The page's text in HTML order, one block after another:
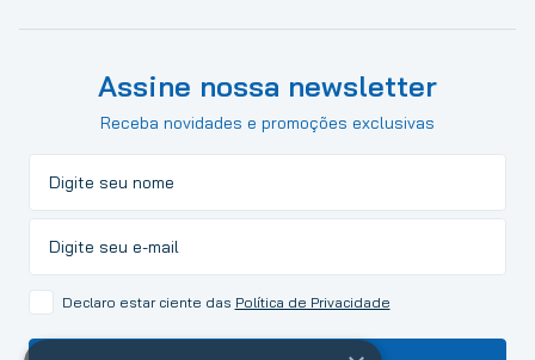
Assine nossa newsletter
Receba novidades e promoções exclusivas
Declaro estar ciente das Política de Privacidade